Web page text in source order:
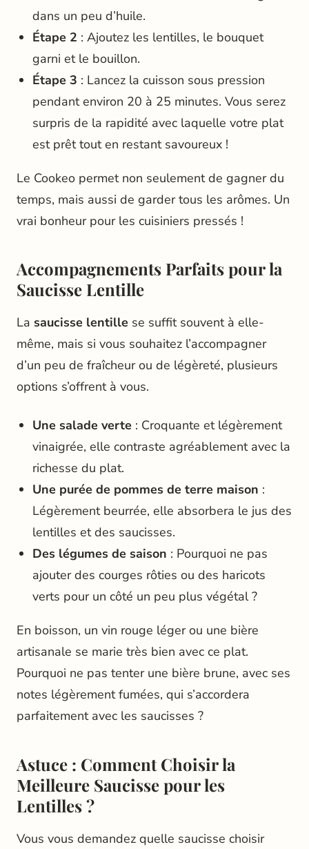
dans un peu d’huile.
Étape 2 : Ajoutez les lentilles, le bouquet
garni et le bouillon.
Étape 3 : Lancez la cuisson sous pression
pendant environ 20 à 25 minutes. Vous serez
surpris de la rapidité avec laquelle votre plat
est prêt tout en restant savoureux !
Le Cookeo permet non seulement de gagner du
temps, mais aussi de garder tous les arômes. Un
vrai bonheur pour les cuisiniers pressés !
Accompagnements Parfaits pour la
Saucisse Lentille
La saucisse lentille se suffit souvent à elle-
même, mais si vous souhaitez l’accompagner
d’un peu de fraîcheur ou de légèreté, plusieurs
options s’offrent à vous.
Une salade verte: Croquante et légèrement
vinaigrée, elle contraste agréablement avec la
richesse du plat.
Une purée de pommes de terre maison :
Légèrement beurrée, elle absorbera le jus des
lentilles et des saucisses.
Des légumes de saison : Pourquoi ne pas
ajouter des courges rôties ou des haricots
verts pour un côté un peu plus végétal ?
En boisson, un vin rouge léger ou une bière
artisanale se marie très bien avec ce plat.
Pourquoi ne pas tenter une bière brune, avec ses
notes légèrement fumées, qui s’accordera
parfaitement avec les saucisses ?
Astuce : Comment Choisir la
Meilleure Saucisse pour les
Lentilles ?
Vous vous demandez quelle saucisse choisir